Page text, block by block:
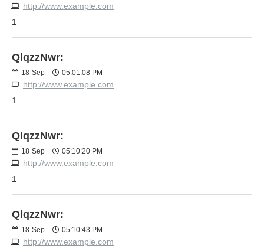
http://www.example.com
1
QlqzzNwr:
18 Sep 05:01:08 PM
http://www.example.com
1
QlqzzNwr:
18 Sep 05:10:20 PM
http://www.example.com
1
QlqzzNwr:
18 Sep 05:10:43 PM
http://www.example.com